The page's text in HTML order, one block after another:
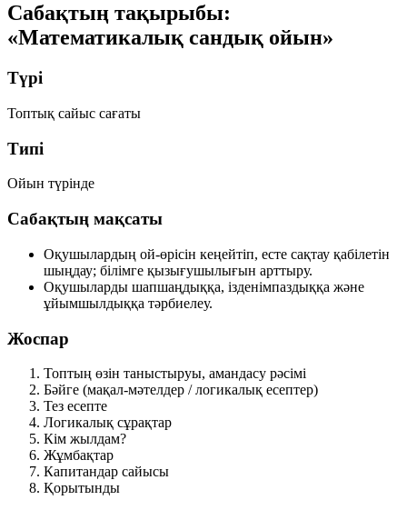
Сабақтың тақырыбы:
«Математикалық сандық ойын»
Түрі
Топтық сайыс сағаты
Типі
Ойын түрінде
Сабақтың мақсаты
Оқушылардың ой-өрісін кеңейтіп, есте сақтау қабілетін
шыңдау; білімге қызығушылығын арттыру.
Оқушыларды шапшаңдыққа, ізденімпаздыққа және
ұйымшылдыққа тәрбиелеу.
Жоспар
Топтың өзін таныстыруы, амандасу рәсімі
Бәйге (мақал-мәтелдер / логикалық есептер)
Тез есепте
Логикалық сұрақтар
Кім жылдам?
Жұмбақтар
Капитандар сайысы
Қорытынды